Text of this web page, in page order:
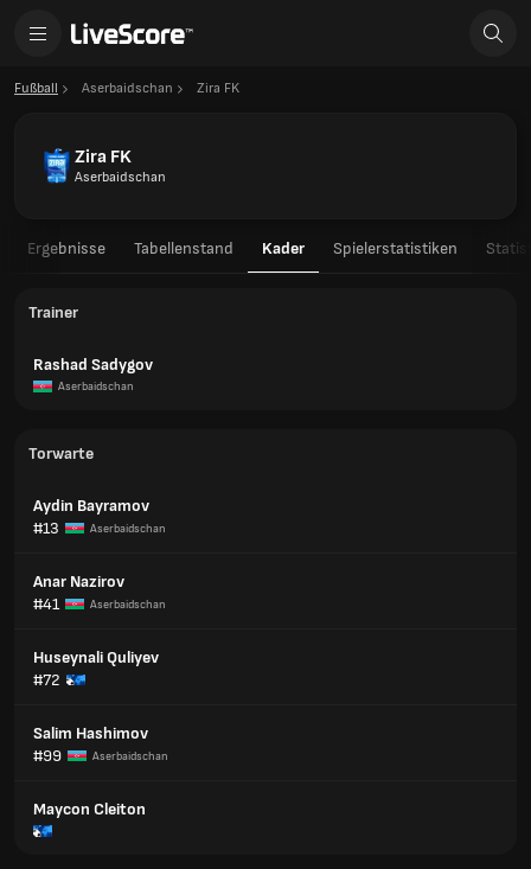
Fußball Aserbaidschan Zira FK
Zira FK
Aserbaidschan
Ergebnisse Tabellenstand Kader Spielerstatistiken
Trainer
Rashad Sadygov
Aserbaidschan
Torwarte
Aydin Bayramov
#13
Aserbaidschan
Anar Nazirov
#41
Aserbaidschan
Huseynali Quliyev
#72
Salim Hashimov
#99
Aserbaidschan
Maycon Cleiton